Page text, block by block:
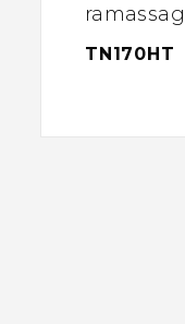
TN170HT